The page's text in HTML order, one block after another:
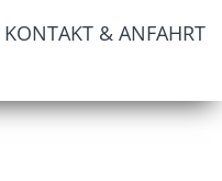
KONTAKT & ANFAHRT